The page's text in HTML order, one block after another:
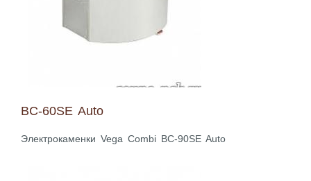
BC-60SE Auto
Электрокаменки Vega Combi BC-90SE Auto